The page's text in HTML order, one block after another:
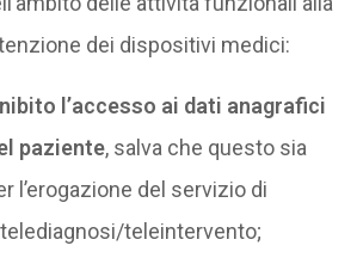
dei dispositivi medici:
l’accesso ai dati anagrafici
paziente, salva che questo sia
l’erogazione del servizio di
teleintervento;